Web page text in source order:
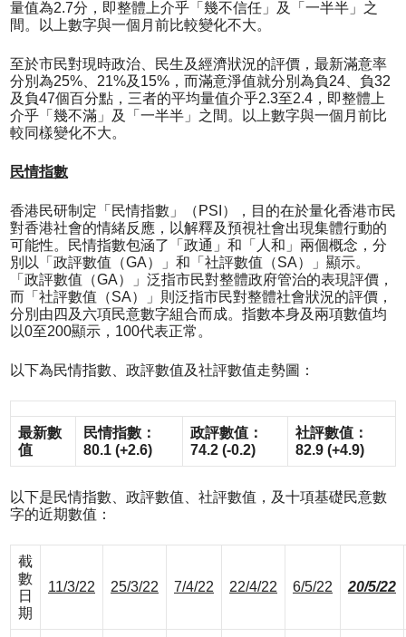
量值為2.7分，即整體上介乎「幾不信任」及「一半半」之
間。以上數字與一個月前比較變化不大。
至於市民對現時政治、民生及經濟狀況的評價，最新滿意率
分別為25%、21%及15%，而滿意淨值就分別為負24、負32
及負47個百分點，三者的平均量值介乎2.3至2.4，即整體上
介乎「幾不滿」及「一半半」之間。以上數字與一個月前比
較同樣變化不大。
民情指數
香港民研制定「民情指數」（PSI），目的在於量化香港市民
對香港社會的情緒反應，以解釋及預視社會出現集體行動的
可能性。民情指數包涵了「政通」和「人和」兩個概念，分
別以「政評數值（GA）」和「社評數值（SA）」顯示。
「政評數值（GA）」泛指市民對整體政府管治的表現評價，
而「社評數值（SA）」則泛指市民對整體社會狀況的評價，
分別由四及六項民意數字組合而成。指數本身及兩項數值均
以0至200顯示，100代表正常。
以下為民情指數、政評數值及社評數值走勢圖：
最新數
值
民情指數：
80.1 (+2.6)
政評數值：
74.2 (-0.2)
社評數值：
82.9 (+4.9)
以下是民情指數、政評數值、社評數值，及十項基礎民意數
字的近期數值：
截
數
日
期
11/3/22 25/3/22 7/4/22 22/4/22 6/5/22 20/5/22